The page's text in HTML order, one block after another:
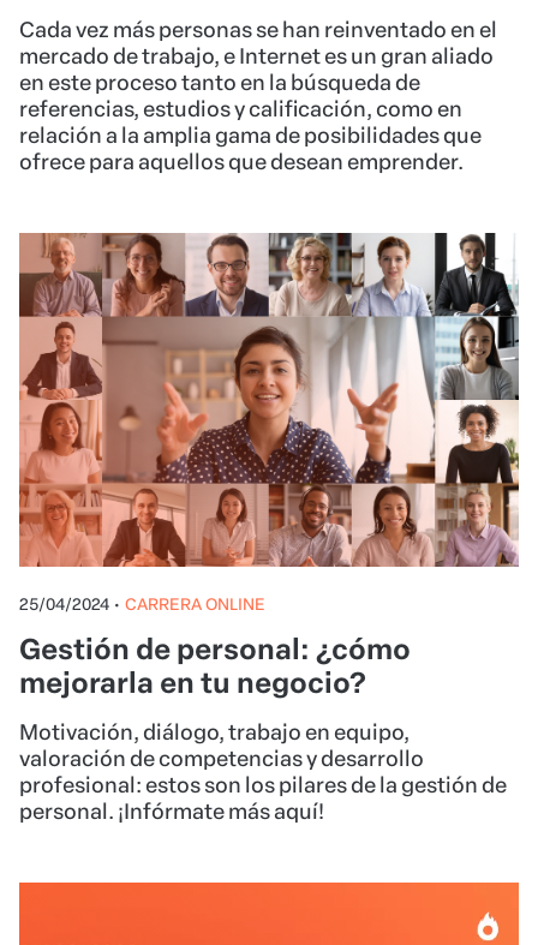
Cada vez más personas se han reinventado en el
mercado de trabajo, e Internet es un gran aliado
en este proceso tanto en la búsqueda de
referencias, estudios y calificación, como en
relación a la amplia gama de posibilidades que
ofrece para aquellos que desean emprender.
25/04/2024 • CARRERA ONLINE
Gestión de personal: ¿cómo
mejorarla en tu negocio?
Motivación, diálogo, trabajo en equipo,
valoración de competencias y desarrollo
profesional: estos son los pilares de la gestión de
personal. ¡Infórmate más aquí!